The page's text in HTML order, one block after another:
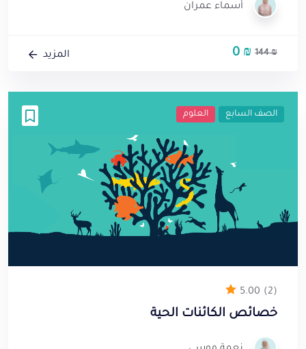
أسماء عمران
144₪
السعر
هو:
144 ₪.
0₪
السعر
هو:
0 ₪.
المزيد
الصف السابع العلوم
5.00 (2)
خصائص الكائنات الحية